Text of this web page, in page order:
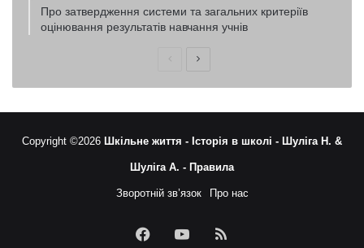
Про затвердження системи та загальних критеріїв
оцінювання результатів навчання учнів
ПопередняНаступна
Copyright ©2026 Шкільне життя - Історія в школі - Шуліга Н. &
Шуліга А. - Правила
Зворотній зв’язок Про нас
FacebookYouTubeRSS